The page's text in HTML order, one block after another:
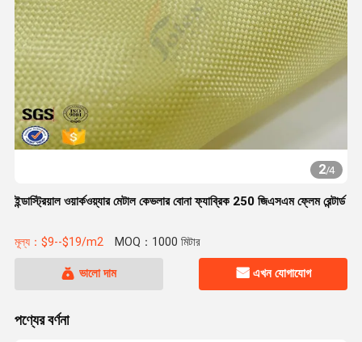
2/4
ইন্ডাস্ট্রিয়াল ওয়ার্কওয়্যার মেটাল কেভলার বোনা ফ্যাব্রিক 250 জিএসএম ফ্লেম রেন্টার্ড
মূল্য：$9--$19/m2 MOQ：1000 মিটার
ভালো দাম এখন যোগাযোগ
পণ্যের বর্ণনা